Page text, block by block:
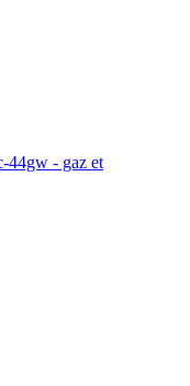
44gw - gaz et